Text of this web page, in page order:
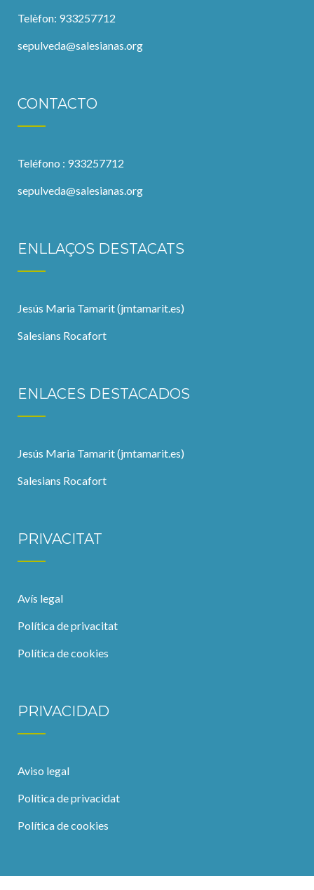
Telèfon: 933257712
sepulveda@salesianas.org
CONTACTO
Teléfono : 933257712
sepulveda@salesianas.org
ENLLAÇOS DESTACATS
Jesús Maria Tamarit (jmtamarit.es)
Salesians Rocafort
ENLACES DESTACADOS
Jesús Maria Tamarit (jmtamarit.es)
Salesians Rocafort
PRIVACITAT
Avís legal
Política de privacitat
Política de cookies
PRIVACIDAD
Aviso legal
Política de privacidat
Política de cookies